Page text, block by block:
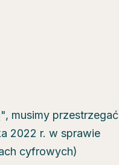
musimy przestrzegać
2022 r. w sprawie
cyfrowych)